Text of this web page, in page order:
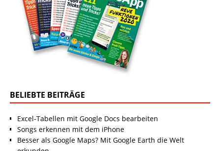
BELIEBTE BEITRÄGE
Excel-Tabellen mit Google Docs bearbeiten
Songs erkennen mit dem iPhone
Besser als Google Maps? Mit Google Earth die Welt